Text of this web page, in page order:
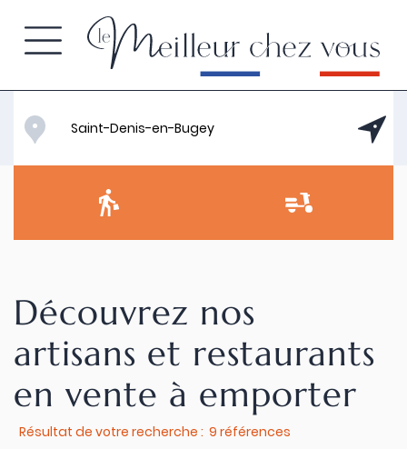
Découvrez nos
artisans et restaurants
en vente à emporter
Résultat de votre recherche : 9 références